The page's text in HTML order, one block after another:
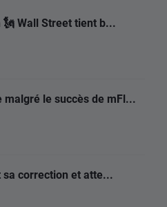
Wall Street tient b...
malgré le succès de mFl...
sa correction et atte...